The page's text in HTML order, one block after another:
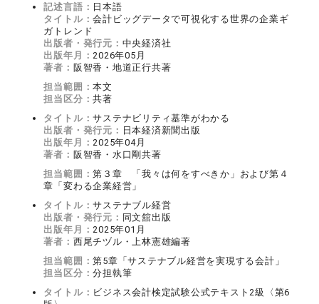
記述言語： 日本語
タイトル：会計ビッグデータで可視化する世界の企業ギ
ガトレンド
出版者・発行元： 中央経済社
出版年月： 2026年05月
著者： 阪智香・地道正行共著
担当範囲：本文
担当区分：共著
タイトル：サステナビリティ基準がわかる
出版者・発行元： 日本経済新聞出版
出版年月： 2025年04月
著者： 阪智香・水口剛共著
担当範囲：第３章 「我々は何をすべきか」および第４
章「変わる企業経営」
タイトル：サステナブル経営
出版者・発行元： 同文舘出版
出版年月： 2025年01月
著者： 西尾チヅル・上林憲雄編著
担当範囲：第5章「サステナブル経営を実現する会計」
担当区分：分担執筆
タイトル： ビジネス会計検定試験公式テキスト2級〈第6